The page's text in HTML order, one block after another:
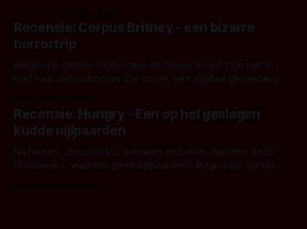
'Skeletons', een nieuwe creature feature waarvoor de
opnames zijn gestart in Australië.
Recensie: Corpus Britney - een bizarre
horrortrip
Belgische dichter Dominique de Groen houdt zich niet in
met haar debuutroman. De cover, een digitaal gerenderd en
achtergrond, belooft iets kleurrijks maar onheilspellends,
iets ongrijpbaars. En dat maakt De Groen met ieder woord
waar.
Recensie: Hungry - Een op hol geslagen
kudde nijlpaarden
Na haaien, anaconda's, leeuwen en beren dachten deze
filmmakers: waarom geen nijlpaarden? Regisseur James